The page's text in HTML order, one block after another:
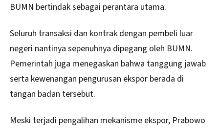
BUMN bertindak sebagai perantara utama.
Seluruh transaksi dan kontrak dengan pembeli luar
negeri nantinya sepenuhnya dipegang oleh BUMN.
Pemerintah juga menegaskan bahwa tanggung jawab
serta kewenangan pengurusan ekspor berada di
tangan badan tersebut.
Meski terjadi pengalihan mekanisme ekspor, Prabowo